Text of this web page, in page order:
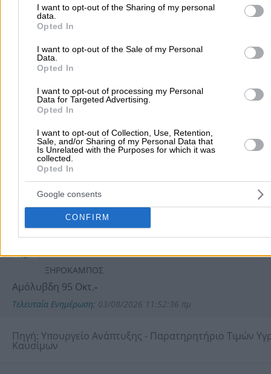
to Google and its third-party tags to use your data for below
purposes in below Google consent section.
I want to opt-out of the Sharing of my personal
data.
Opted In
I want to opt-out of the Sale of my Personal
Data.
Opted In
I want to opt-out of processing my Personal
Data for Targeted Advertising.
Opted In
I want to opt-out of Collection, Use, Retention,
Sale, and/or Sharing of my Personal Data that
Is Unrelated with the Purposes for which it was
collected.
Opted In
Google consents
CONFIRM
Τελευταία Ενημέρωση: 09/08/2026 6:33:30 πμ
ΚΑΛΥΨΩ Νο 247
Κωνσταντίνου Καραμανλή 9 - ʼγιος Νικόλαος - ΛΑΣΙΘΙ
Τελευταία Ενημέρωση: 09/08/2026 6:25:52 πμ
ΚΑΛΥΨΩ Νο 241 ΑΓΙΟΣ
ΝΙΚΟΛΑΟΣ
Κ.ΚΑΡΑΜΑΝΛΗ 50 ΘΕΣΗ ΣΤΑΥΡΟΣ ΑΓΙΟΣ ΝΙΚΟΛΑΟΣ
ΛΑΣΙΘΙΟΥ
Αμόλυβδη 95 Οκτ. -
Τελευταία Ενημέρωση: 09/08/2026 6:08:43 πμ
ΔΙΑΝΟΜΕΣ ΥΓΡΩΝ ΚΑΥΣΙΜΩΝ
ΚΡΗΤΗΣ ΜΟΝΟΠΡΟΣΩΠΗ Α.Ε
ΞΗΡΟΚΑΜΠΟΣ
Αμόλυβδη 95 Οκτ.-
Τελευταία Ενημέρωση: 03/08/2026 11:52:36 πμ
Πηγή: Υπουργείο Ανάπτυξης - Παρατηρητήριο Τιμών
Καυσίμων